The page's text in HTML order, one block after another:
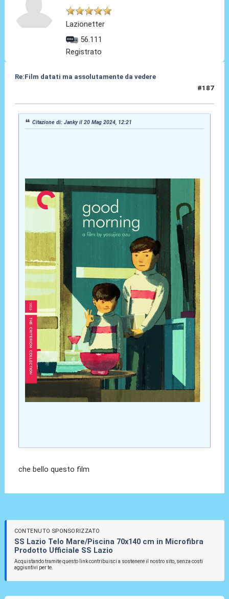
Lazionetter
56.111
Registrato
Re:Film datati ma assolutamente da vedere
#187
Citazione di: Janky il 20 Mag 2024, 12:21
che bello questo film
CONTENUTO SPONSORIZZATO
SS Lazio Telo Mare/Piscina 70x140 cm in Microfibra
Prodotto Ufficiale SS Lazio
Acquistando tramite questo link contribuisci a sostenere il nostro sito, senza costi
aggiuntivi per te.